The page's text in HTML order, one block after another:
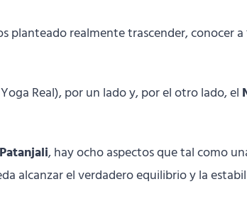
planteado realmente trascender, conocer a
Real), por un lado y, por el otro lado, el
, hay ocho aspectos que tal como
alcanzar el verdadero equilibrio y la